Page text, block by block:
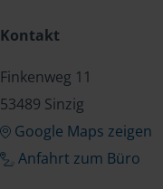
Kontakt
Finkenweg 11
53489 Sinzig
Google Maps zeigen
Anfahrt zum Büro